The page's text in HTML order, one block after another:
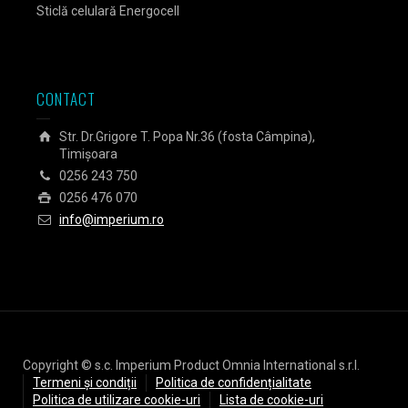
Sticlă celulară Energocell
CONTACT
Str. Dr.Grigore T. Popa Nr.36 (fosta Câmpina),
Timișoara
0256 243 750
0256 476 070
info@imperium.ro
Copyright © s.c. Imperium Product Omnia International s.r.l.
Termeni și condiții
Politica de confidențialitate
Politica de utilizare cookie-uri
Lista de cookie-uri